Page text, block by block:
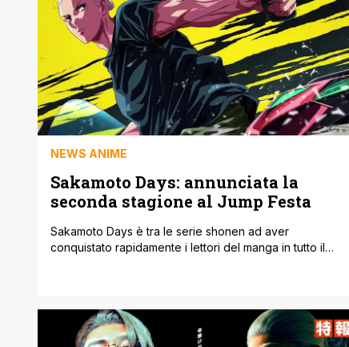
della [']
NEWS ANIME
Sakamoto Days: annunciata la
seconda stagione al Jump Festa
Sakamoto Days è tra le serie shonen ad aver
conquistato rapidamente i lettori del manga in tutto il
scoprire che l'evento Jump Festa '26 ha annunciato,
con un [']